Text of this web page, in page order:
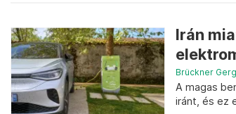
Irán
Brückner
A magas
iránt, és ez